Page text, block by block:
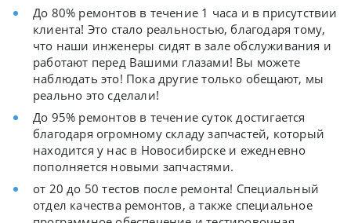
До 80% ремонтов в течение 1 часа и в присутствии
клиента! Это стало реальностью, благодаря тому,
что наши инженеры сидят в зале обслуживания и
работают перед Вашими глазами! Вы можете
наблюдать это! Пока другие только обещают, мы
реально это сделали!
До 95% ремонтов в течение суток достигается
благодаря огромному складу запчастей, который
находится у нас в Новосибирске и ежедневно
пополняется новыми запчастями.
от 20 до 50 тестов после ремонта! Специальный
отдел качества ремонтов, а также специальное